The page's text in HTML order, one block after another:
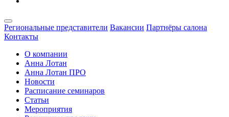
Региональные представители Вакансии Партнёры салона
Контакты
О компании
Анна Лотан
Анна Лотан ПРО
Новости
Расписание семинаров
Статьи
Мероприятия